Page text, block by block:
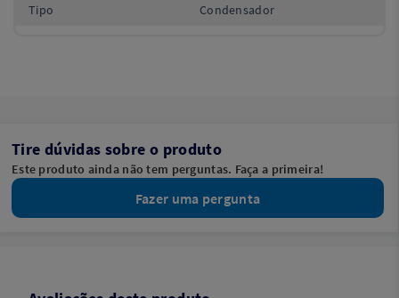
Tipo Condensador
Tire dúvidas sobre o produto
Este produto ainda não tem perguntas. Faça a primeira!
Fazer uma pergunta